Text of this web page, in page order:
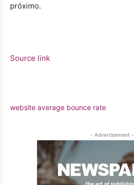
próximo.
Source link
website average bounce rate
- Advertisement -